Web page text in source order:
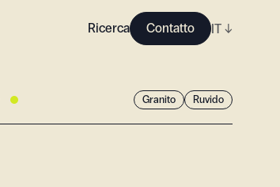
Ricerca Contatto IT ↓
Granito Ruvido